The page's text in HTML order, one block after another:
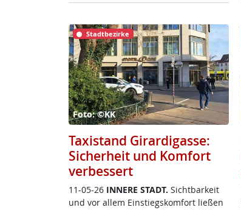
Stadtbezirke
Foto: ©KK
Taxistand Girardigasse:
Sicherheit und Komfort
verbessert
11-05-26 IN­NE­RE STADT. Sicht­bar­keit
und vor al­lem Ein­s­tiegs­kom­fort lie­ßen